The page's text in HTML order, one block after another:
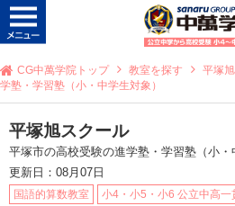
CG中萬学院トップ 教室を探す
平塚
学塾・学習塾（小・中学生対象）
平塚旭スクール
平塚市の高校受験の進学塾・学習塾（小・
更新日：08月07日
国語的算数教室 小4・小5・小6 公立中高一